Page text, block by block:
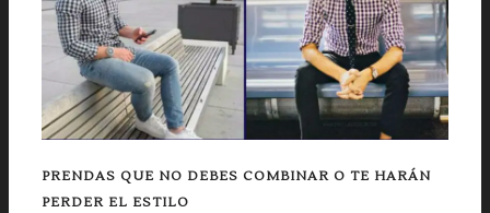
PRENDAS QUE NO DEBES COMBINAR O TE HARÁN
PERDER EL ESTILO